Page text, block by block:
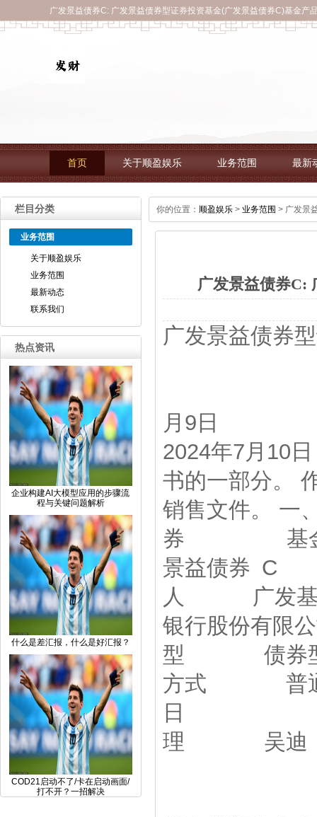
广发景益债券C: 广发景益债券型证券投资基金(广发景益债券C)基金产
首页 关于顺盈娱乐 业务范围 最新
栏目分类
业务范围
关于顺盈娱乐
业务范围
最新动态
联系我们
热点资讯
企业构建AI大模型应用的步骤流
程与关键问题解析
什么是差汇报，什么是好汇报？
COD21启动不了/卡在启动画面/
打不开？一招解决
你的位置： 顺盈娱乐 > 业务范围 > 广发景
广发景益债券C:
广发景益债券
月9
2024年7月10
书的一部分。
销售文件。
券 基金代
景益债券 C
人 广发基
银行股份有限
型 债券
方式 普
日 开
理 吴迪